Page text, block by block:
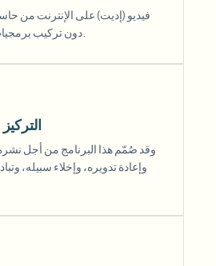
فيديو (إديت) على الإنترنت من
وقد صُمّم هذا البرنامج من أجل نشره
وإعادة تدويره، وإخلاء سبيله،